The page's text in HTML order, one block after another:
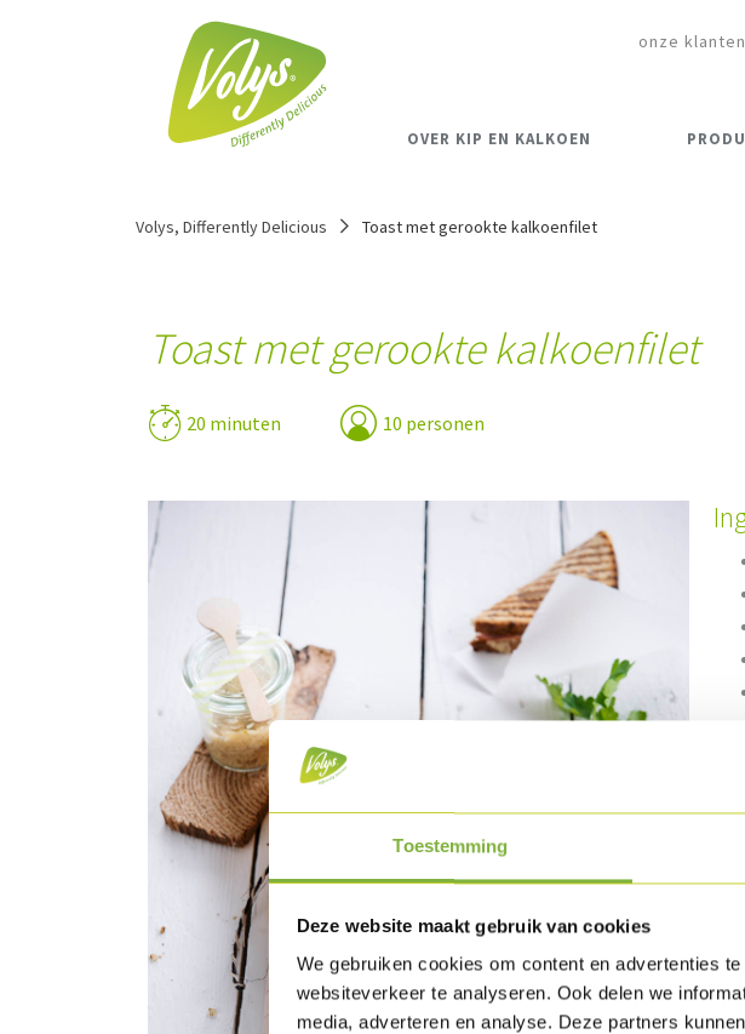
Toestemming
Deze website maakt gebruik van cookies
We gebruiken cookies om content en advertenties
websiteverkeer te analyseren. Ook delen we
media, adverteren en analyse. Deze partners
onze klanten
OVER KIP EN KALKOEN
Volys, Differently Delicious Toast met gerookte kalkoenfilet
Toast met gerookte kalkoenfilet
20 minuten 10 personen